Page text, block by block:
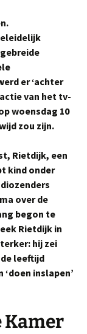
er ‘achter
van het tv-
woensdag 10
zou zijn.
Rietdijk, een
kind onder
over de
begon te
Rietdijk in
hij zei
leeftijd
inslapen’
Kamer